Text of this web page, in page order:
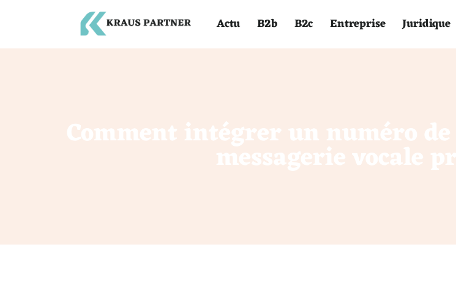
Actu B2b B2c Entreprise Juridique
Comment intégrer un numéro
messagerie vocale